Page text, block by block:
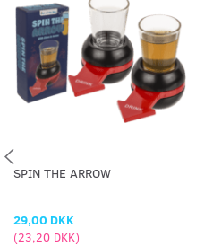
SPIN THE ARROW
29,00 DKK
(23,20 DKK)